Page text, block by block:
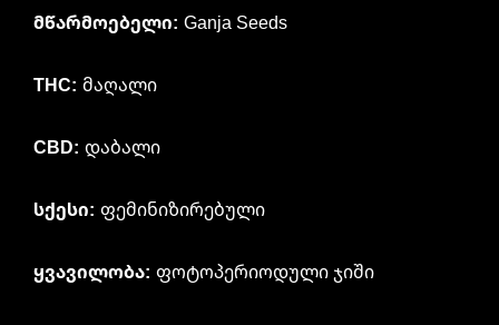
მწარმოებელი: Ganja Seeds
THC: მაღალი
CBD: დაბალი
სქესი: ფემინიზირებული
ყვავილობა: ფოტოპერიოდული ჯიში